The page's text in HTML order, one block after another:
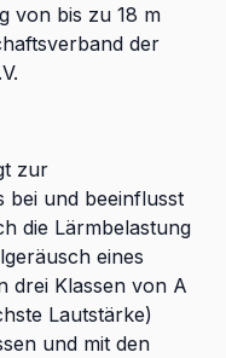
von bis zu 18 m
der
zur
bei und beeinflusst
die Lärmbelastung
eines
drei Klassen von A
Lautstärke)
und mit den